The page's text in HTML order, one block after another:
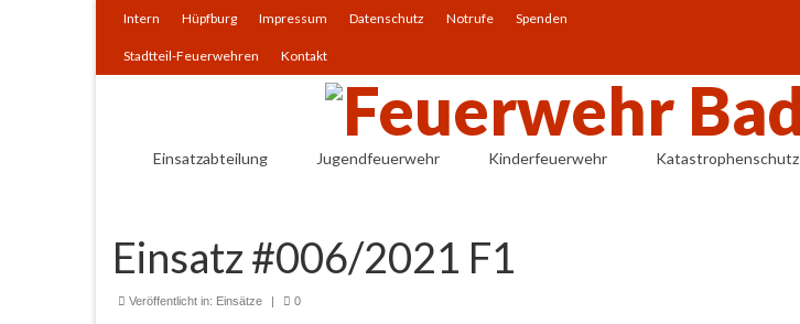
Intern Hüpfburg Impressum Datenschutz Notrufe Spenden
Stadtteil-Feuerwehren Kontakt
Einsatzabteilung Jugendfeuerwehr Kinderfeuerwehr Katastrophenschutz
Einsatz #006/2021 F1
Veröffentlicht in: Einsätze 0